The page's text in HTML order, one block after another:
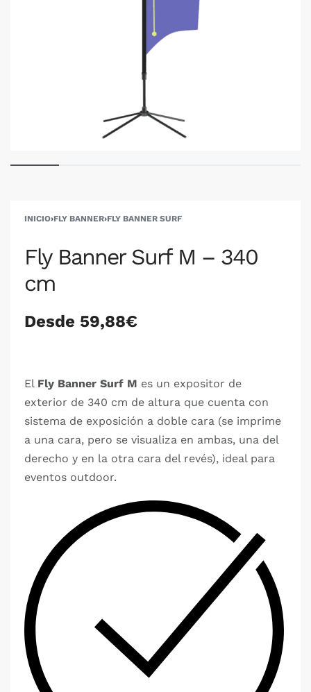
INICIO›FLY BANNER›FLY BANNER SURF
Fly Banner Surf M – 340
cm
Desde 59,88€
El Fly Banner Surf M es un expositor de
exterior de 340 cm de altura que cuenta con
sistema de exposición a doble cara (se imprime
a una cara, pero se visualiza en ambas, una del
derecho y en la otra cara del revés), ideal para
eventos outdoor.